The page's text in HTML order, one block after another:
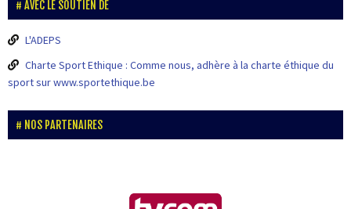
AVEC LE SOUTIEN DE
L'ADEPS
Charte Sport Ethique : Comme nous, adhère à la charte éthique du
sport sur www.sportethique.be
NOS PARTENAIRES